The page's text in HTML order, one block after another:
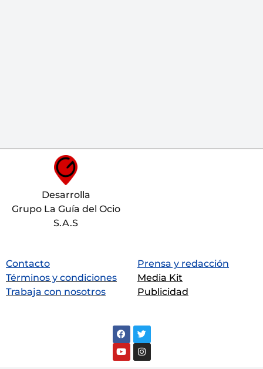
Desarrolla
Grupo La Guía del Ocio
S.A.S
Contacto
Términos y condiciones
Trabaja con nosotros
Prensa y redacción
Media Kit
Publicidad